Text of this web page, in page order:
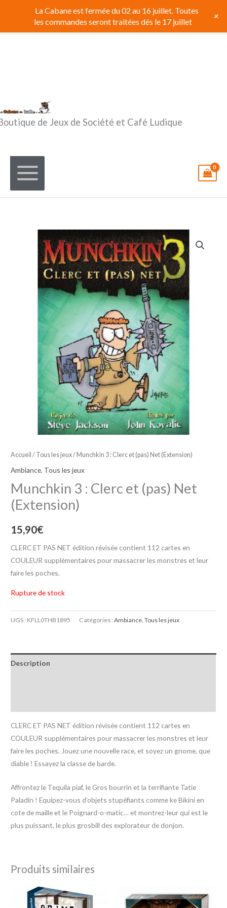
contenu
de Jeux de Société et Café Ludique
Accueil / Tous les jeux/ Munchkin 3 : Clerc et (pas) Net (Extension)
Ambiance, Tous les jeux
Munchkin 3 : Clerc et (pas) Net
(Extension)
15,90€
CLERC ET PAS NET édition révisée contient 112 cartes en
COULEUR supplémentaires pour massacrer les monstres et leur
faire les poches.
Rupture de stock
UGS : KFLL0THB1895 Catégories :Ambiance ,Tous les jeux
Description
CLERC ET PAS NET édition révisée contient 112 cartes en
COULEUR supplémentaires pour massacrer les monstres et leur
faire les poches. Jouez une nouvelle race, et soyez un gnome, que
diable ! Essayez la classe de barde.
Affrontez le Tequila piaf, le Gros bourrin et la terrifiante Tatie
Paladin ! Equipez-vous d’objets stupéfiants comme ke Bikini en
cote de maille et le Poignard-o-matic… et montrez-leur qui est le
plus puissant, le plus grosbill des explorateur de donjon.
Produits similaires
La Cabane est fermée du 02 au 16 juillet. Toutes
les commandes seront traitées dés le 17 juillet
+